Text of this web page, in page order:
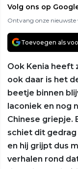
Volg ons op
Ontvang onze nieuwste
Toevoegen als
Ook Kenia heeft
ook daar is het
beetje binnen
laconiek en nog
Chinese griepje.
schiet dit
en hij grijpt dus
verhalen rond